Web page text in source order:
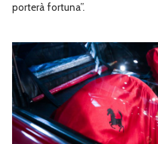
porterà fortuna”.